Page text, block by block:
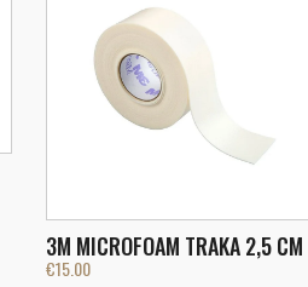
3M MICROFOAM TRAKA 2,5 CM
€15.00